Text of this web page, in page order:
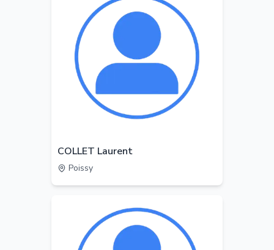
COLLET Laurent
Poissy